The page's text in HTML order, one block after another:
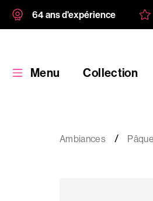
64 ans d'expérience
Menu Collection
Ambiances